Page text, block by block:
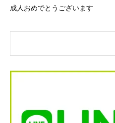
成人おめでとうございます